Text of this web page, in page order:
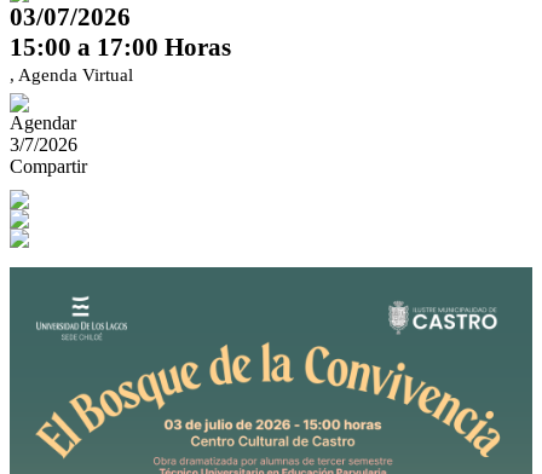
03/07/2026
15:00 a 17:00 Horas
, Agenda Virtual
Agendar
3/7/2026
Compartir